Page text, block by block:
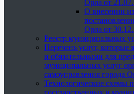
Орла от
О внесении
Орла от
Реестр муниципальных
Перечень услуг,
и обязательными для
муниципальных услуг
самоуправления города
Технологические схемы
государственных и